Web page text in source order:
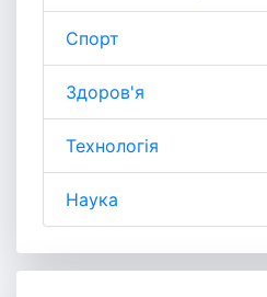
Спорт
Здоров'я
Технологія
Наука